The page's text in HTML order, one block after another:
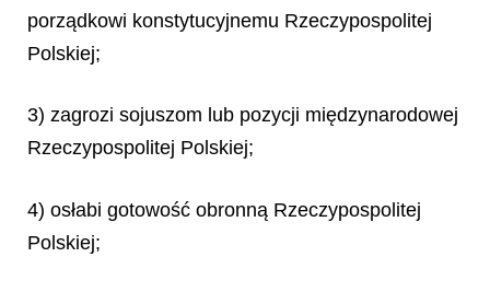
porządkowi konstytucyjnemu Rzeczypospolitej
Polskiej;
3) zagrozi sojuszom lub pozycji międzynarodowej
Rzeczypospolitej Polskiej;
4) osłabi gotowość obronną Rzeczypospolitej
Polskiej;